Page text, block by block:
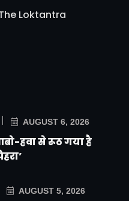
Loktantra
AUGUST 6, 2026
हवा से रूठ गया है
AUGUST 5, 2026